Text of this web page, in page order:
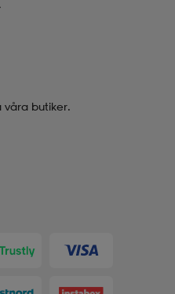
butiker.